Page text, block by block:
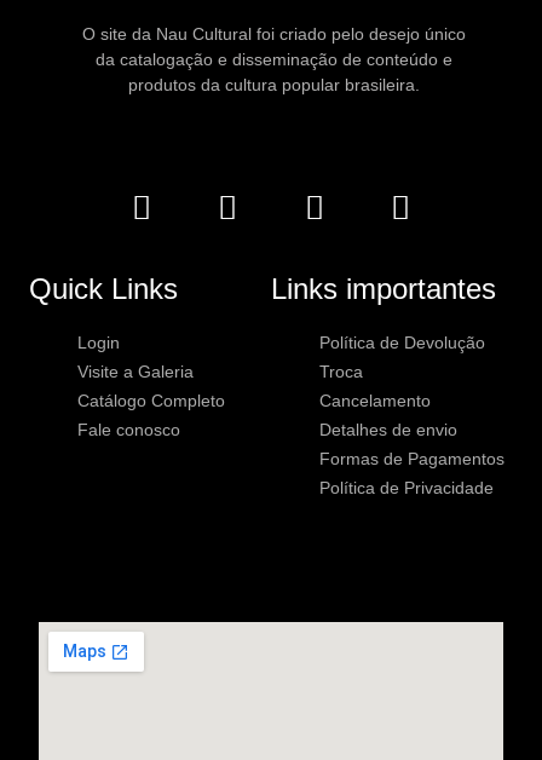
O site da Nau Cultural foi criado pelo desejo único
da catalogação e disseminação de conteúdo e
produtos da cultura popular brasileira.
Quick Links
Login
Visite a Galeria
Catálogo Completo
Fale conosco
Links importantes
Política de Devolução
Troca
Cancelamento
Detalhes de envio
Formas de Pagamentos
Política de Privacidade